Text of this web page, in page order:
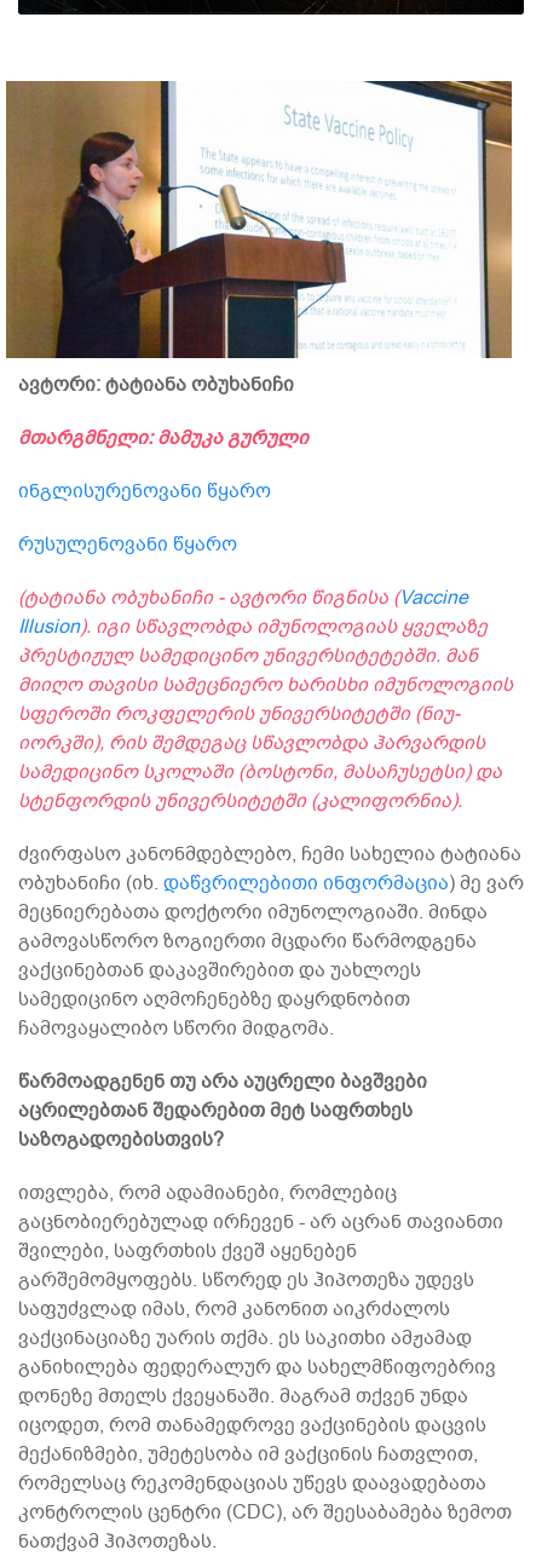
ავტორი: ტატიანა ობუხანიჩი
მთარგმნელი: მამუკა გურული
ინგლისურენოვანი წყარო
რუსულენოვანი წყარო
(ტატიანა ობუხანიჩი - ავტორი წიგნისა (Vaccine
Illusion). იგი სწავლობდა იმუნოლოგიას ყველაზე
პრესტიჟულ სამედიცინო უნივერსიტეტებში. მან
მიიღო თავისი სამეცნიერო ხარისხი იმუნოლოგიის
სფეროში როკფელერის უნივერსიტეტში (ნიუ-
იორკში), რის შემდეგაც სწავლობდა ჰარვარდის
სამედიცინო სკოლაში (ბოსტონი, მასაჩუსეტსი) და
სტენფორდის უნივერსიტეტში (კალიფორნია).
ძვირფასო კანონმდებლებო, ჩემი სახელია ტატიანა
ობუხანიჩი (იხ. დაწვრილებითი ინფორმაცია) მე ვარ
მეცნიერებათა დოქტორი იმუნოლოგიაში. მინდა
გამოვასწორო ზოგიერთი მცდარი წარმოდგენა
ვაქცინებთან დაკავშირებით და უახლოეს
სამედიცინო აღმოჩენებზე დაყრდნობით
ჩამოვაყალიბო სწორი მიდგომა.
წარმოადგენენ თუ არა აუცრელი ბავშვები
აცრილებთან შედარებით მეტ საფრთხეს
საზოგადოებისთვის?
ითვლება, რომ ადამიანები, რომლებიც
გაცნობიერებულად ირჩევენ - არ აცრან თავიანთი
შვილები, საფრთხის ქვეშ აყენებენ
გარშემომყოფებს. სწორედ ეს ჰიპოთეზა უდევს
საფუძვლად იმას, რომ კანონით აიკრძალოს
ვაქცინაციაზე უარის თქმა. ეს საკითხი ამჟამად
განიხილება ფედერალურ და სახელმწიფოებრივ
დონეზე მთელს ქვეყანაში. მაგრამ თქვენ უნდა
იცოდეთ, რომ თანამედროვე ვაქცინების დაცვის
მექანიზმები, უმეტესობა იმ ვაქცინის ჩათვლით,
რომელსაც რეკომენდაციას უწევს დაავადებათა
კონტროლის ცენტრი (CDC), არ შეესაბამება ზემოთ
ნათქვამ ჰიპოთეზას.